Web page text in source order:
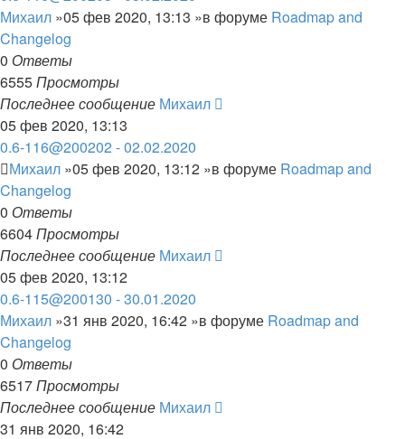
Михаил »05 фев 2020, 13:13 »в форуме Roadmap and
Changelog
0 Ответы
6555Просмотры
Последнее сообщение Михаил
05 фев 2020, 13:13
0.6-116@200202 - 02.02.2020
Михаил »05 фев 2020, 13:12 »в форуме Roadmap and
Changelog
0 Ответы
6604Просмотры
Последнее сообщение Михаил
05 фев 2020, 13:12
0.6-115@200130 - 30.01.2020
Михаил »31 янв 2020, 16:42 »в форуме Roadmap and
Changelog
0 Ответы
6517Просмотры
Последнее сообщение Михаил
31 янв 2020, 16:42